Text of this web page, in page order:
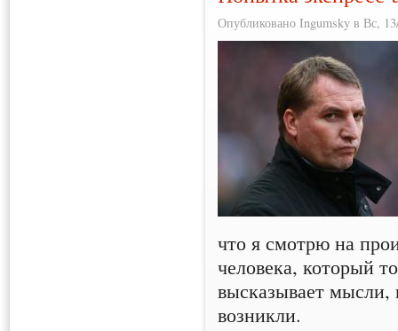
Опубликовано Ingumsky в Вс,
что я смотрю на
человека, который
высказывает мысли,
возникли.